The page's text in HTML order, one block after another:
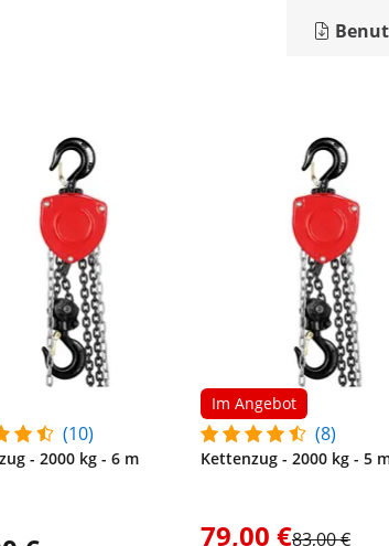
(10)
- 2000 kg - 6 m
Im Angebot
(8)
Kettenzug - 2000 kg - 5
79,00 €83,00 €